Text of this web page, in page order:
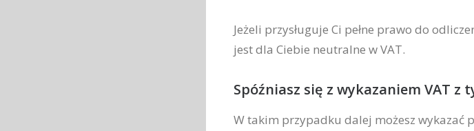
Jeżeli przysługuje Ci pełne prawo do
jest dla Ciebie neutralne w VAT.
Spóźniasz się z wykazaniem VAT z
W takim przypadku dalej możesz wykazać